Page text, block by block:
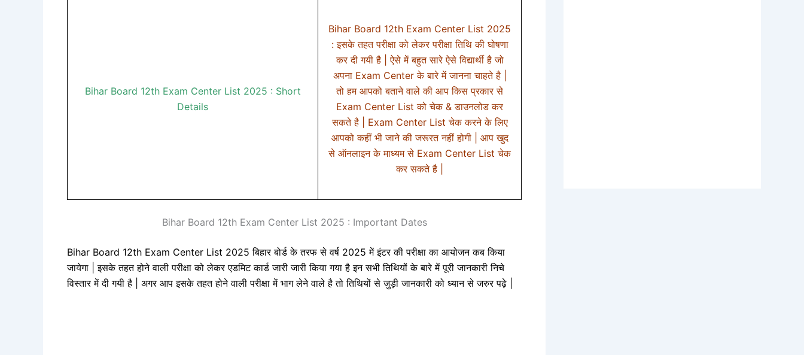
Bihar Board 12th Exam Center List 2025 : Short
Details
Bihar Board 12th Exam Center List 2025
: इसके तहत परीक्षा को लेकर परीक्षा तिथि की घोषणा
कर दी गयी है | ऐसे में बहुत सारे ऐसे विद्यार्थी है जो
अपना Exam Center के बारे में जानना चाहते है |
तो हम आपको बताने वाले की आप किस प्रकार से
Exam Center List को चेक & डाउनलोड कर
सकते है | Exam Center List चेक करने के लिए
आपको कहीं भी जाने की जरूरत नहीं होगी | आप खुद
से ऑनलाइन के माध्यम से Exam Center List चेक
कर सकते है |
Bihar Board 12th Exam Center List 2025 : Important Dates
Bihar Board 12th Exam Center List 2025 बिहार बोर्ड के तरफ से वर्ष 2025 में इंटर की परीक्षा का आयोजन कब किया
जायेगा | इसके तहत होने वाली परीक्षा को लेकर एडमिट कार्ड जारी जारी किया गया है इन सभी तिथियों के बारे में पूरी जानकारी निचे
विस्तार में दी गयी है | अगर आप इसके तहत होने वाली परीक्षा में भाग लेने वाले है तो तिथियों से जुड़ी जानकारी को ध्यान से जरुर पढ़े |